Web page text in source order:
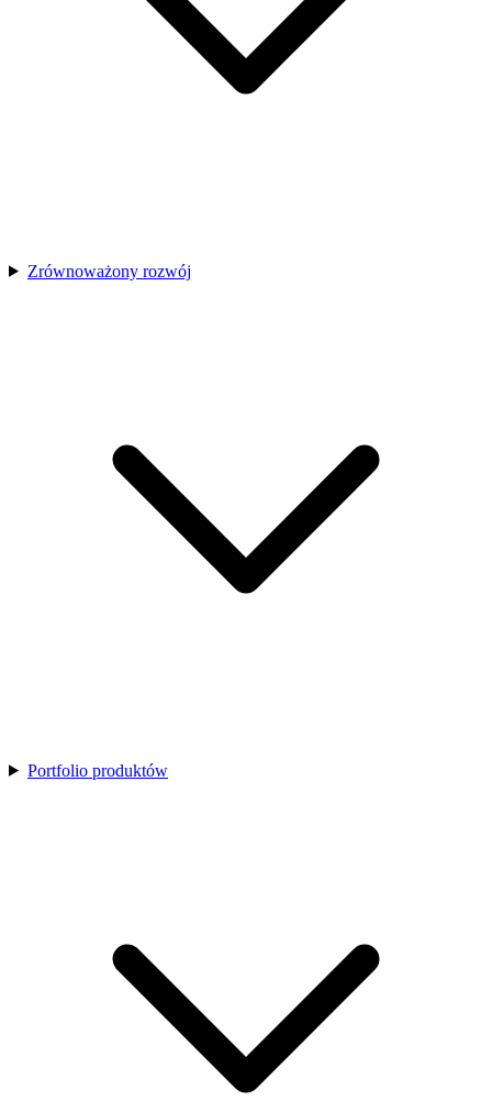
Zrównoważony rozwój
Portfolio produktów